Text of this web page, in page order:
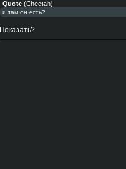
Quote(Cheetah)
и там он есть?
Показать?